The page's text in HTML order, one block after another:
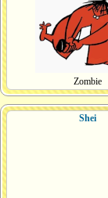
Zombie
Shei